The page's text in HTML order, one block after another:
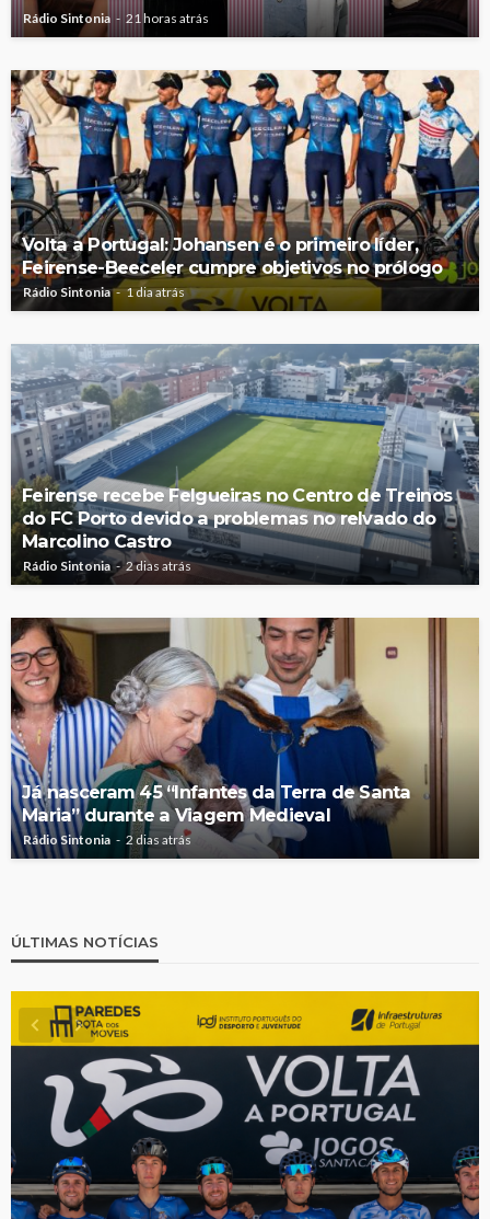
Rádio Sintonia 21 horas atrás
Volta a Portugal: Johansen é o primeiro líder,
Feirense-Beeceler cumpre objetivos no prólogo
Rádio Sintonia 1 dia atrás
Feirense recebe Felgueiras no Centro de Treinos
do FC Porto devido a problemas no relvado do
Marcolino Castro
Rádio Sintonia 2 dias atrás
Já nasceram 45 “Infantes da Terra de Santa
Maria” durante a Viagem Medieval
Rádio Sintonia 2 dias atrás
ÚLTIMAS NOTÍCIAS